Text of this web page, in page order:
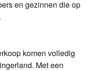
en gezinnen die op
komen volledig
Met een